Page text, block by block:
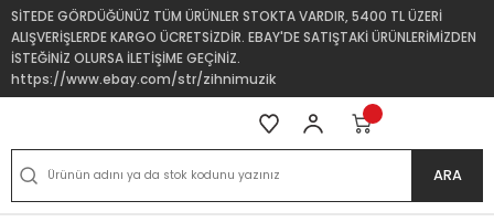
SİTEDE GÖRDÜĞÜNÜZ TÜM ÜRÜNLER STOKTA VARDIR, 5400 TL ÜZERİ
ALIŞVERİŞLERDE KARGO ÜCRETSİZDİR. EBAY'DE SATIŞTAKİ ÜRÜNLERİMİZDEN
İSTEĞİNİZ OLURSA İLETİŞİME GEÇİNİZ.
https://www.ebay.com/str/zihnimuzik
ARA